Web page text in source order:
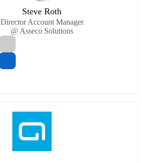
Steve Roth
Director Account Manager
@ Asseco Solutions